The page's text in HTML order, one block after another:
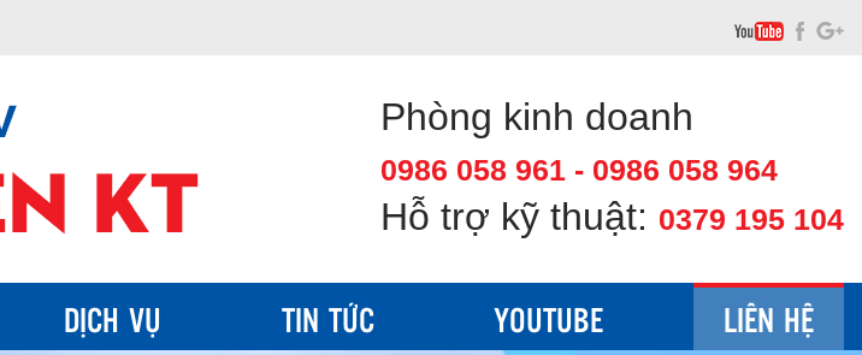
Phòng kinh doanh
0986 058 961 - 0986 058 964
Hỗ trợ kỹ thuật: 0379 195 104
DỊCH VỤ TIN TỨC YOUTUBE LIÊN HỆ